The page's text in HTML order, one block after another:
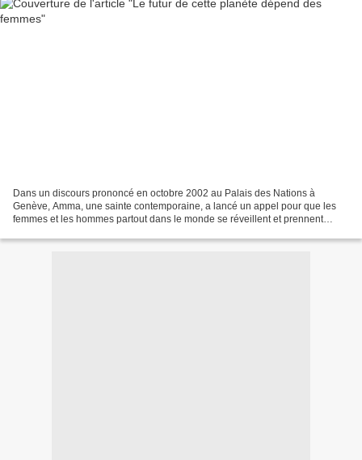
Dans un discours prononcé en octobre 2002 au Palais des Nations à
Genève, Amma, une sainte contemporaine, a lancé un appel pour que les
femmes et les hommes partout dans le monde se réveillent et prennent